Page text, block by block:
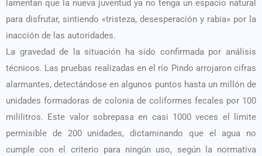
lamentan que la nueva juventud ya no tenga un espacio natural
para disfrutar, sintiendo «tristeza, desesperación y rabia» por la
inacción de las autoridades.
La gravedad de la situación ha sido confirmada por análisis
técnicos. Las pruebas realizadas en el río Pindo arrojaron cifras
alarmantes, detectándose en algunos puntos hasta un millón de
unidades formadoras de colonia de coliformes fecales por 100
mililitros. Este valor sobrepasa en casi 1000 veces el límite
permisible de 200 unidades, dictaminando que el agua no
cumple con el criterio para ningún uso, según la normativa